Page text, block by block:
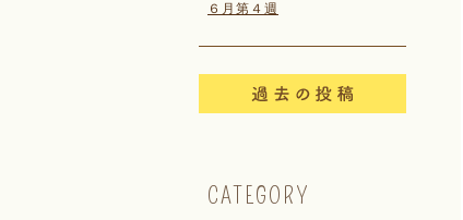
６月第４週
CATEGORY